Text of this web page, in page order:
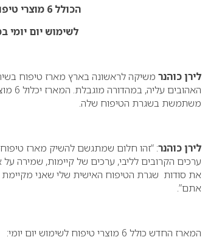
הכולל 6 מוצרי טיפוח האהובים עליה
לשימוש יום יומי
לירן כוהנר משיקה לראשונה בארץ מארז טיפוח
משתמשת בשגרת הטיפוח שלה.
לירן כוהנר: “זהו חלום שמתגשם להשיק מארז
ערכים הקרובים לליבי, ערכים של קיימות, שמירה
את סודות שגרת הטיפוח האישית שלי שאני מקיימת
אתם”.
המארז החדש כולל 6 מוצרי טיפוח לשימוש יום יומי: